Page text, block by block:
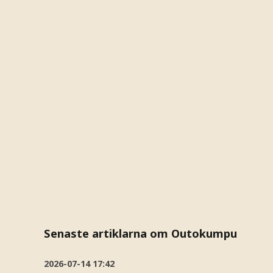
Senaste artiklarna om Outokumpu
2026-07-14 17:42